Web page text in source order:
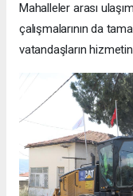
Mahalleler arası
çalışmalarının da
vatandaşların